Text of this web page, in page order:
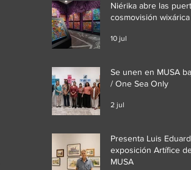
Niérika abre las
cosmovisión
10 jul
Se unen en MUSA
/ One Sea Only
2 jul
Presenta Luis
exposición Artífice
MUSA